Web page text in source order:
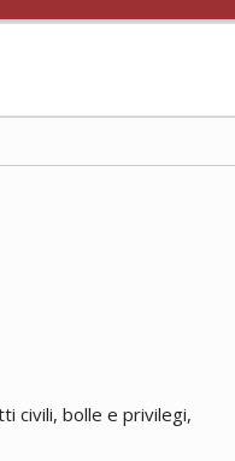
civili, bolle e privilegi,